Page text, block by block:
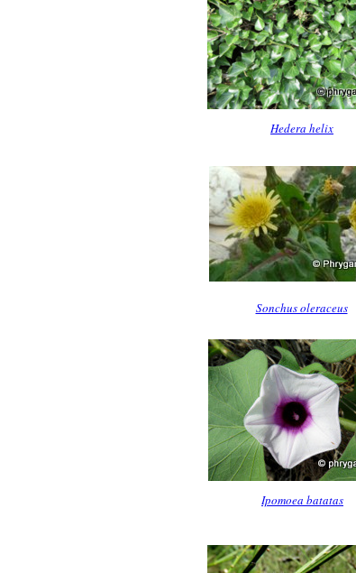
Hedera helix
Sonchus oleraceus
Ipomoea batatas